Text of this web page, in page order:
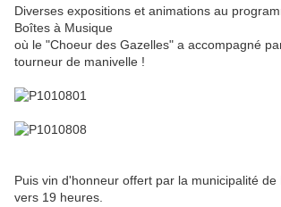
Diverses expositions et animations au
Boîtes à Musique
où le "Choeur des Gazelles" a accompagné
tourneur de manivelle !
Puis vin d'honneur offert par la municipalité
vers 19 heures.